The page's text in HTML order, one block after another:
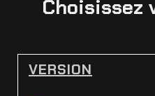
Choisissez
VERSION